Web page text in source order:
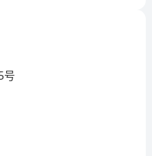
肿瘤重点实验室和上海
重点实验室。
国家级各类人才70余人
才领军项目22人，以及上
人、启明星计划、曙光
人才培养计划近400人
号